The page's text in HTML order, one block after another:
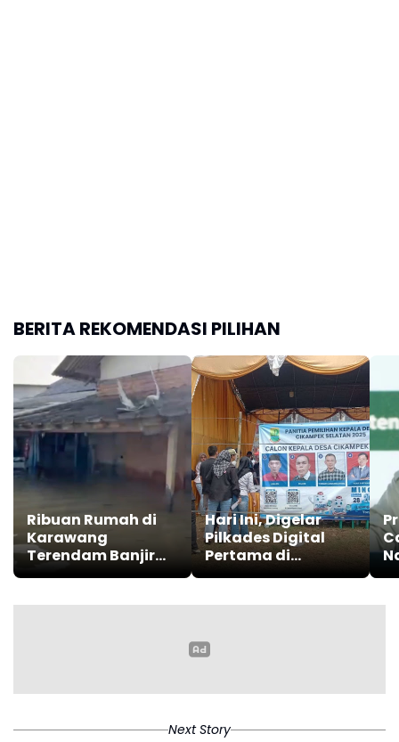
BERITA REKOMENDASI PILIHAN
Ribuan Rumah di
Karawang
Terendam Banjir
Luapan
Hari Ini, Digelar
Pilkades Digital
Pertama di
Kabupaten
Next Story